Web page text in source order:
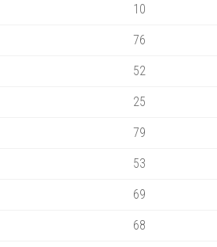
10
76
52
25
79
53
69
68